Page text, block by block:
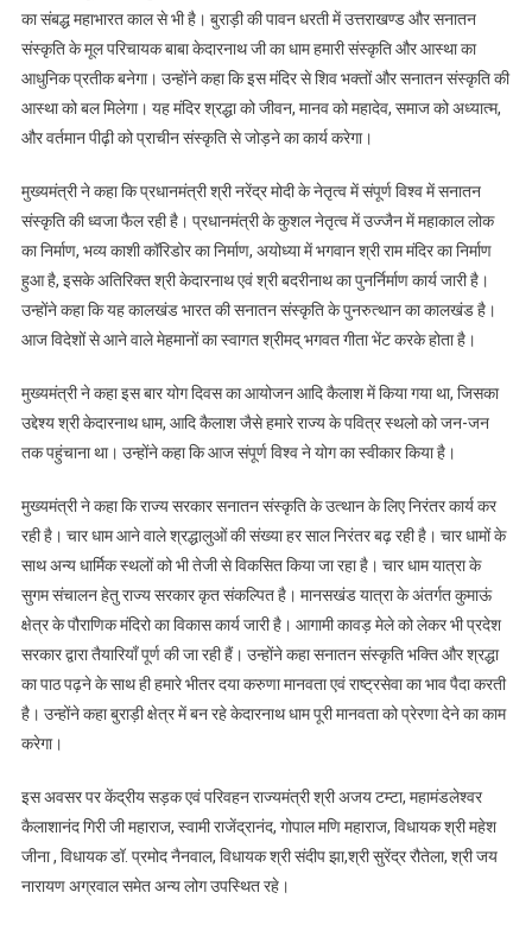
सभी
का संबद्ध महाभारत काल से भी है। बुराड़ी की पावन धरती में उत्तराखण्ड और सनातन
संस्कृति के मूल परिचायक बाबा केदारनाथ जी का धाम हमारी संस्कृति और आस्था का
आधुनिक प्रतीक बनेगा। उन्होंने कहा कि इस मंदिर से शिव भक्तों और सनातन संस्कृति की
आस्था को बल मिलेगा। यह मंदिर श्रद्धा को जीवन, मानव को महादेव, समाज को अध्यात्म,
और वर्तमान पीढ़ी को प्राचीन संस्कृति से जोड़ने का कार्य करेगा।
मुख्यमंत्री ने कहा कि प्रधानमंत्री श्री नरेंद्र मोदी के नेतृत्व में संपूर्ण विश्व में सनातन
संस्कृति की ध्वजा फैल रही है। प्रधानमंत्री के कुशल नेतृत्व में उज्जैन में महाकाल लोक
का निर्माण, भव्य काशी कॉरिडोर का निर्माण, अयोध्या में भगवान श्री राम मंदिर का निर्माण
हुआ है, इसके अतिरिक्त श्री केदारनाथ एवं श्री बदरीनाथ का पुनर्निर्माण कार्य जारी है।
उन्होंने कहा कि यह कालखंड भारत की सनातन संस्कृति के पुनरुत्थान का कालखंड है।
आज विदेशों से आने वाले मेहमानों का स्वागत श्रीमद् भगवत गीता भेंट करके होता है।
मुख्यमंत्री ने कहा इस बार योग दिवस का आयोजन आदि कैलाश में किया गया था, जिसका
उद्देश्य श्री केदारनाथ धाम, आदि कैलाश जैसे हमारे राज्य के पवित्र स्थलो को जन-जन
तक पहुंचाना था। उन्होंने कहा कि आज संपूर्ण विश्व ने योग का स्वीकार किया है।
मुख्यमंत्री ने कहा कि राज्य सरकार सनातन संस्कृति के उत्थान के लिए निरंतर कार्य कर
रही है। चार धाम आने वाले श्रद्धालुओं की संख्या हर साल निरंतर बढ़ रही है। चार धामों के
साथ अन्य धार्मिक स्थलों को भी तेजी से विकसित किया जा रहा है। चार धाम यात्रा के
सुगम संचालन हेतु राज्य सरकार कृत संकल्पित है। मानसखंड यात्रा के अंतर्गत कुमाऊं
क्षेत्र के पौराणिक मंदिरो का विकास कार्य जारी है। आगामी कावड़ मेले को लेकर भी प्रदेश
सरकार द्वारा तैयारियाँ पूर्ण की जा रही हैं। उन्होंने कहा सनातन संस्कृति भक्ति और श्रद्धा
का पाठ पढ़ने के साथ ही हमारे भीतर दया करुणा मानवता एवं राष्ट्रसेवा का भाव पैदा करती
है। उन्होंने कहा बुराड़ी क्षेत्र में बन रहे केदारनाथ धाम पूरी मानवता को प्रेरणा देने का काम
करेगा।
इस अवसर पर केंद्रीय सड़क एवं परिवहन राज्यमंत्री श्री अजय टम्टा, महामंडलेश्वर
कैलाशानंद गिरी जी महाराज, स्वामी राजेंद्रानंद, गोपाल मणि महाराज, विधायक श्री महेश
जीना , विधायक डॉ. प्रमोद नैनवाल, विधायक श्री संदीप झा,श्री सुरेंद्र रौतेला, श्री जय
नारायण अग्रवाल समेत अन्य लोग उपस्थित रहे।